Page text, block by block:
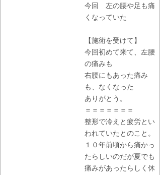
今回 左の腰や足も痛
くなっていた
【施術を受けて】
今回初めて来て、左腰
の痛みも
右腰にもあった痛み
も、なくなった
ありがとう。
＝＝＝＝＝＝＝
整形で冷えと疲労とい
われていたとのこと。
１０年前頃から痛かっ
たらしいのだが夏でも
痛みがあったらしく休